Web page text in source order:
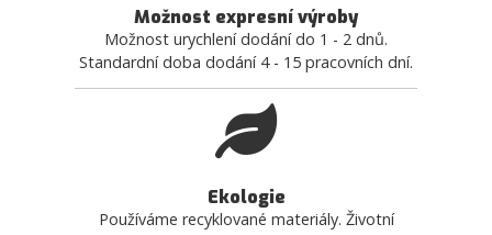
Možnost expresní výroby
Možnost urychlení dodání do 1 - 2 dnů.
Standardní doba dodání 4 - 15 pracovních dní.
Ekologie
Používáme recyklované materiály. Životní